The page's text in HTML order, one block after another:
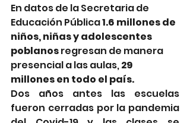
En datos de la Secretaria de
Educación Pública 1.6 millones de
niños, niñas y adolescentes
poblanos regresan de manera
presencial a las aulas, 29
millones en todo el país.
Dos años antes las escuelas
fueron cerradas por la pandemia